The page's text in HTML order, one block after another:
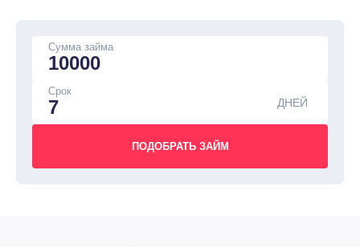
Сумма займа
Срок
ДНЕЙ